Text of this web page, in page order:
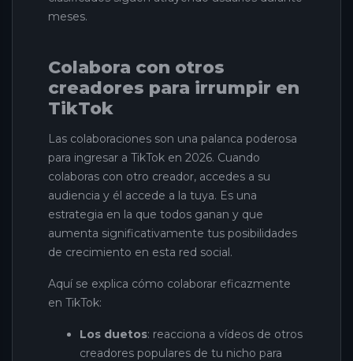
meses.
Colabora con otros
creadores para irrumpir en
TikTok
Las colaboraciones son una palanca poderosa
para ingresar a TikTok en 2026. Cuando
colaboras con otro creador, accedes a su
audiencia y él accede a la tuya. Es una
estrategia en la que todos ganan y que
aumenta significativamente tus posibilidades
de crecimiento en esta red social.
Aquí se explica cómo colaborar eficazmente
en TikTok:
Los duetos: reacciona a vídeos de otros
creadores populares de tu nicho para